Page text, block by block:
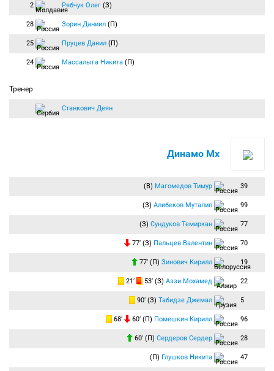
2 Рябчук Олег (З)
28 Зорин Даниил (П)
25 Пруцев Данил (П)
24 Массалыга Никита (П)
Тренер
Станкович Деян
Динамо Мх
(В) Магомедов Тимур 39
(З) Алибеков Муталип 99
(З) Сундуков Темиркан 77
77′ (З) Пальцев Валентин 70
77′ (П) Зинович Кирилл 19
21′ 53′ (З) Аззи Мохамед 22
90′ (З) Табидзе Джемал 5
68′ 60′ (П) Помешкин Кирилл 96
60′ (П) Сердеров Сердер 28
(П) Глушков Никита 47